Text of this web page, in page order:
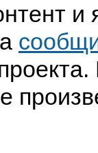
и